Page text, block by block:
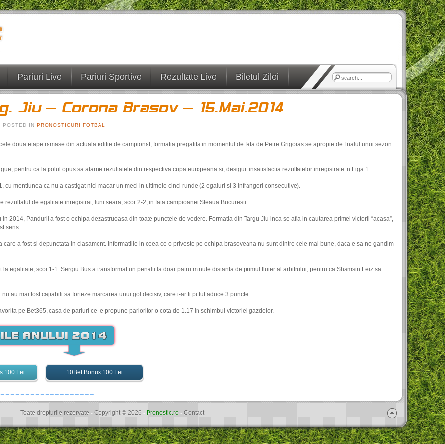
Pariuri Live Pariuri Sportive Rezultate Live Biletul Zilei
Jiu – Corona Brasov – 15.Mai.2014
POSTED IN PRONOSTICURI FOTBAL
doua etape ramase din actuala editie de campionat, formatia pregatita in momentul de fata de Petre Grigoras se apropie de finalul unui sezon
pentru ca la polul opus sa atarne rezultatele din respectiva cupa europeana si, desigur, insatisfactia rezultatelor inregistrate in Liga 1.
cu mentiunea ca nu a castigat nici macar un meci in ultimele cinci runde (2 egaluri si 3 infrangeri consecutive).
rezultatul de egalitate inregistrat, luni seara, scor 2-2, in fata campioanei Steaua Bucuresti.
2014, Pandurii a fost o echipa dezastruoasa din toate punctele de vedere. Formatia din Targu Jiu inca se afla in cautarea primei victorii “acasa”,
sens.
a fost si depunctata in clasament. Informatiile in ceea ce o priveste pe echipa brasoveana nu sunt dintre cele mai bune, daca e sa ne gandim
egalitate, scor 1-1. Sergiu Bus a transformat un penalti la doar patru minute distanta de primul fluier al arbitrului, pentru ca Shamsin Feiz sa
au mai fost capabili sa forteze marcarea unui gol decisiv, care i-ar fi putut aduce 3 puncte.
pe Bet365, casa de pariuri ce le propune pariorilor o cota de 1.17 in schimbul victoriei gazdelor.
100 Lei 10Bet Bonus 100 Lei
Toate drepturile rezervate - Copyright © 2026 - Pronostic.ro - Contact